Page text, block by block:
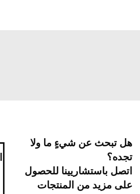
هل تبحث عن شيءٍ ما ولا
تجده؟
اتصل باستشاريينا للحصول
على مزيد من المنتجات